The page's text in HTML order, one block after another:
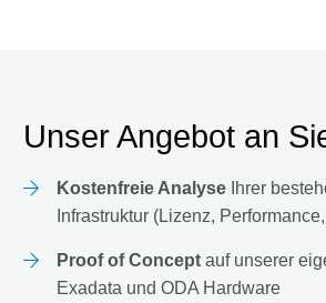
Unser Angebot an
Kostenfreie Analyse Ihrer
Infrastruktur (Lizenz,
Proof of Concept auf unserer
Exadata und ODA Hardware